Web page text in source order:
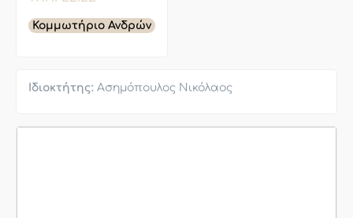
Κομμωτήριο Ανδρών
Ιδιοκτήτης: Ασημόπουλος Νικόλαος